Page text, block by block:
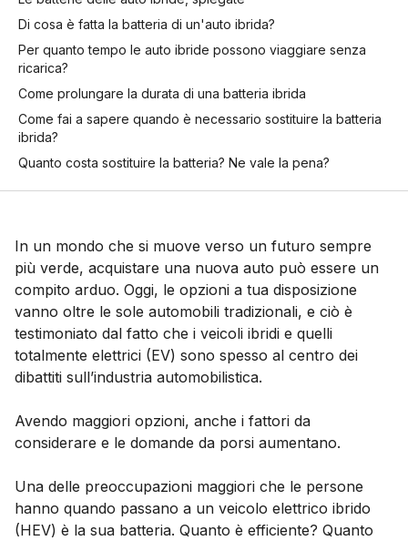
Di cosa è fatta la batteria di un'auto ibrida?
Per quanto tempo le auto ibride possono viaggiare senza
ricarica?
Come prolungare la durata di una batteria ibrida
Come fai a sapere quando è necessario sostituire la batteria
ibrida?
Quanto costa sostituire la batteria? Ne vale la pena?
In un mondo che si muove verso un futuro sempre
più verde, acquistare una nuova auto può essere un
compito arduo. Oggi, le opzioni a tua disposizione
vanno oltre le sole automobili tradizionali, e ciò è
testimoniato dal fatto che i veicoli ibridi e quelli
totalmente elettrici (EV) sono spesso al centro dei
dibattiti sull’industria automobilistica.
Avendo maggiori opzioni, anche i fattori da
considerare e le domande da porsi aumentano.
Una delle preoccupazioni maggiori che le persone
hanno quando passano a un veicolo elettrico ibrido
(HEV) è la sua batteria. Quanto è efficiente? Quanto